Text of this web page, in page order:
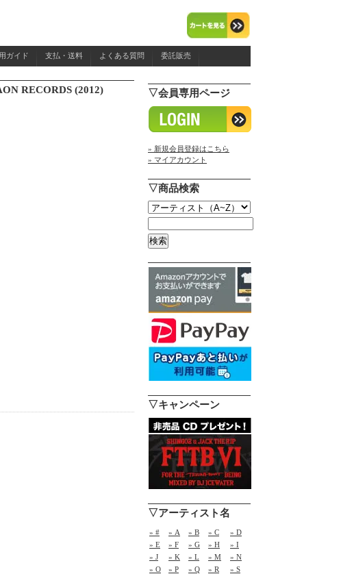
ガイド 支払・送料 よくある質問 委託販売
RECORDS (2012) ▽会員専用ページ
» 新規会員登録はこちら
» マイアカウント
▽商品検索
▽キャンペーン
▽アーティスト名
» # » A » B » C
» D
» E
» F » G » H
» I
» J
» K » L » M
» N
» O
» P » Q » R
» S